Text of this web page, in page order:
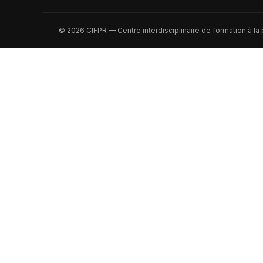
© 2026 CIFPR — Centre interdisciplinaire de formation à la